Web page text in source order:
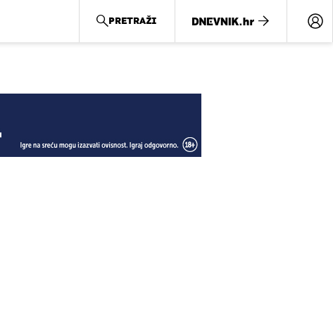
PRETRAŽI